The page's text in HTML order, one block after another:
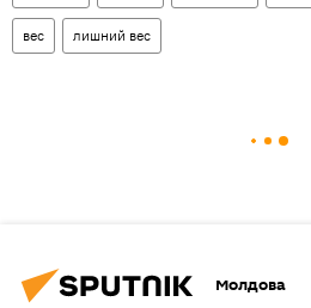
вес лишний вес
Молдова